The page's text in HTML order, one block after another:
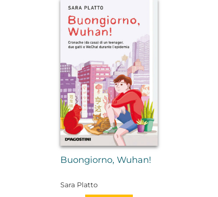
Buongiorno, Wuhan!
Sara Platto